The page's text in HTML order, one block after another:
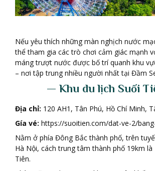
Nếu yêu thích những màn nghịch nước
thể tham gia các trò chơi cảm giác mạnh
máng trượt nước được bố trí quanh khu
– nơi tập trung nhiều người nhất tại Đầm
— Khu du lịch Suối Ti
Địa chỉ: 120 AH1, Tân Phú, Hồ Chí Minh,
Gía vé: https://suoitien.com/dat-ve-2/
Nằm ở phía Đông Bắc thành phố, trên
Hà Nội, cách trung tâm thành phố 19km là
Tiên.